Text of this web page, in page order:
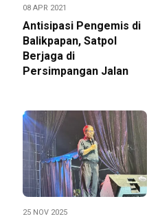
08 APR 2021
Antisipasi Pengemis di
Balikpapan, Satpol
Berjaga di
Persimpangan Jalan
25 NOV 2025